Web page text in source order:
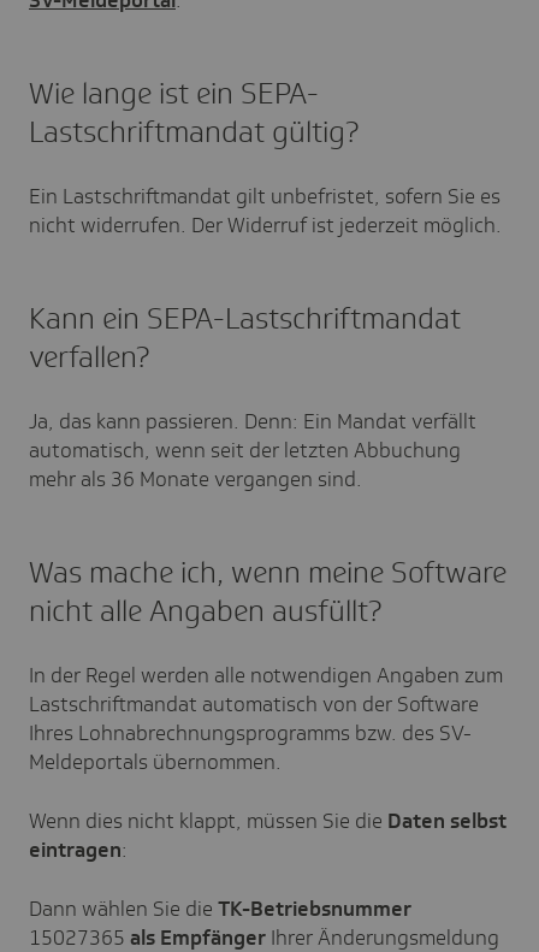
Wie lange ist ein SEPA-
Lastschriftmandat gültig?
Ein Lastschriftmandat gilt unbefristet, sofern Sie es
nicht widerrufen. Der Widerruf ist jederzeit möglich.
Kann ein SEPA-Lastschriftmandat
verfallen?
Ja, das kann passieren. Denn: Ein Mandat verfällt
automatisch, wenn seit der letzten Abbuchung
mehr als 36 Monate vergangen sind.
Was mache ich, wenn meine Software
nicht alle Angaben ausfüllt?
In der Regel werden alle notwendigen Angaben zum
Lastschriftmandat automatisch von der Software
Ihres Lohnabrechnungsprogramms bzw. des SV-
Meldeportals übernommen.
Wenn dies nicht klappt, müssen Sie die Daten selbst
eintragen:
Dann wählen Sie die TK-Betriebsnummer
15027365 als Empfänger Ihrer Änderungsmeldung